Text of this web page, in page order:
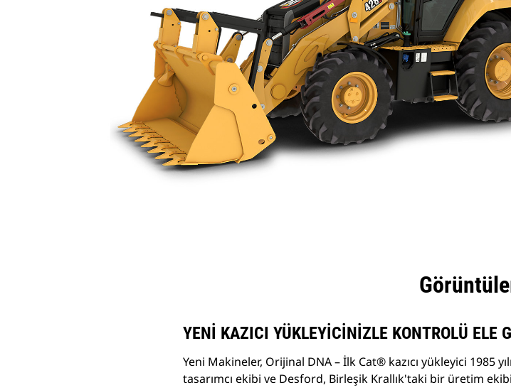
YENİ KAZICI YÜKLEYİCİNİZLE KONTROLÜ ELE
Yeni Makineler, Orijinal DNA – İlk Cat® kazıcı yükleyici 1985
tasarımcı ekibi ve Desford, Birleşik Krallık'taki bir üretim